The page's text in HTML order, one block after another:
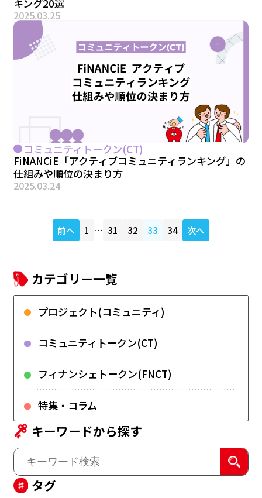
キング20選
2025.03.25
コミュニティトークン(CT)
FiNANCiE「アクティブコミュニティランキング」の
仕組みや順位の決まり方
2025.03.24
前へ 1 … 31 32 33 34 次へ
カテゴリー一覧
プロジェクト(コミュニティ)
コミュニティトークン(CT)
フィナンシェトークン(FNCT)
特集・コラム
キーワードから探す
タグ